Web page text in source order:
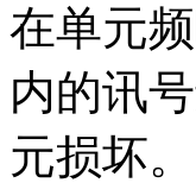
在单元
内的讯
元损坏